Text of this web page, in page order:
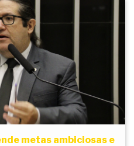
metas ambiciosas e